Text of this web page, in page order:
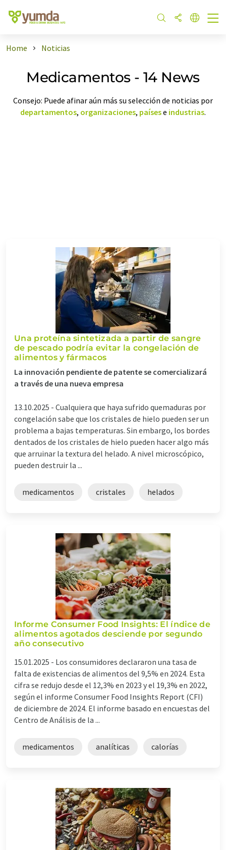
Home Noticias
Medicamentos - 14 News
Consejo: Puede afinar aún más su selección de noticias por
departamentos, organizaciones, paísese industrias.
Una proteína sintetizada a partir de sangre
de pescado podría evitar la congelación de
alimentos y fármacos
La innovación pendiente de patente se comercializará
a través de una nueva empresa
13.10.2025 - Cualquiera que haya sufrido quemaduras por
congelación sabe que los cristales de hielo pueden ser un
problema a bajas temperaturas. Sin embargo, los bordes
dentados de los cristales de hielo pueden hacer algo más
que arruinar la textura del helado. A nivel microscópico,
pueden destruir la ...
medicamentos cristales helados
Informe Consumer Food Insights: El índice de
alimentos agotados desciende por segundo
año consecutivo
15.01.2025 - Los consumidores declararon una tasa de
falta de existencias de alimentos del 9,5% en 2024. Esta
cifra se redujo desde el 12,3% en 2023 y el 19,3% en 2022,
según el informe Consumer Food Insights Report (CFI)
de diciembre de 2024. El informe basado en encuestas del
Centro de Análisis de la ...
medicamentos analíticas calorías